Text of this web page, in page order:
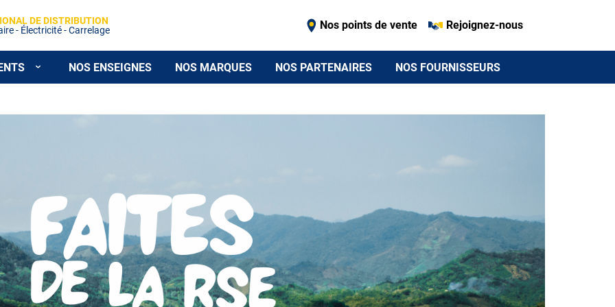
DE DISTRIBUTION
- Électricité - Carrelage
Nos points de vente Rejoignez-nous
NOS ENSEIGNES NOS MARQUES NOS PARTENAIRES NOS FOURNISSEURS